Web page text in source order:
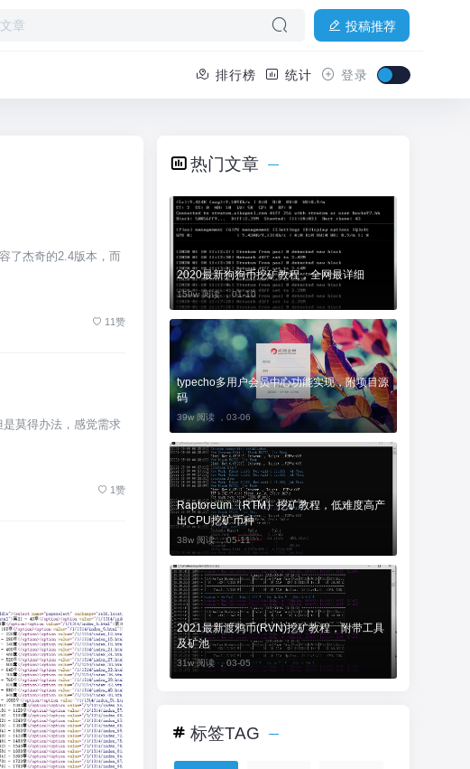
投稿推荐
排行榜 统计 登录
了杰奇的2.4版本，而
11赞
莫得办法，感觉需求
1赞
热门文章
2020最新狗狗币挖矿教程，全网最详细
159w 阅读 ，01-10
typecho多用户会员中心功能实现，附项目源
码
39w 阅读 ， 03-06
Raptoreum（RTM）挖矿教程，低难度高产
出CPU挖矿币种
38w 阅读 ，05-11
2021最新渡鸦币(RVN)挖矿教程，附带工具
及矿池
31w 阅读 ，03-05
标签TAG